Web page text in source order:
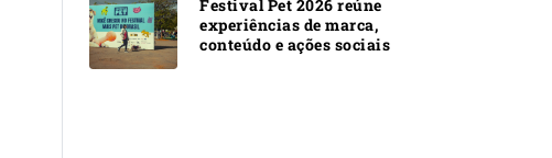
Festival Pet 2026 reúne
experiências de marca,
conteúdo e ações sociais